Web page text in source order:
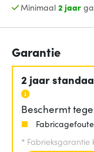
Minimaal 2 jaar
Garantie
2 jaar
Beschermt
*